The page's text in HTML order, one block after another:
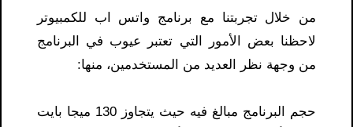
من خلال تجربتنا مع برنامج واتس اب للكمبيوتر
لاحظنا بعض الأمور التي تعتبر عيوب في البرنامج
من وجهة نظر العديد من المستخدمين، منها:
حجم البرنامج مبالغ فيه حيث يتجاوز 130 ميجا بايت